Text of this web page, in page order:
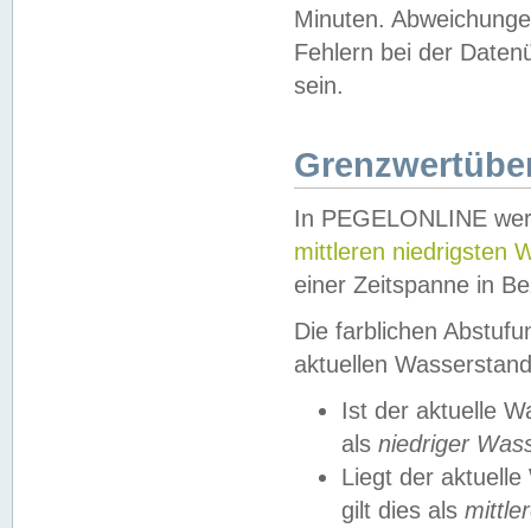
Minuten.
Fehlern bei der
sein.
In PEGELONLINE
mittleren niedrigsten
einer Zeitspanne in
Die farblichen
aktuellen
Ist der aktuelle
als niedriger
Liegt der
gilt dies als